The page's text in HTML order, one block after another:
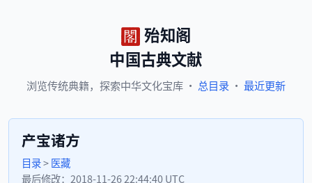
殆知阁
中国古典文献
浏览传统典籍， 探索中华文化宝库 · 总目录 · 最近更新
产宝诸方
目录>医藏
最后修改： 2018-11-26 22:44:40 UTC